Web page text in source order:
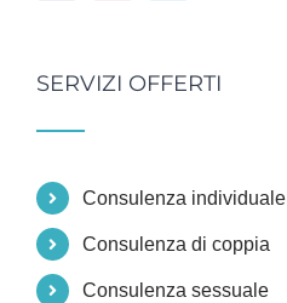
SERVIZI OFFERTI
Consulenza individuale
Consulenza di coppia
Consulenza sessuale